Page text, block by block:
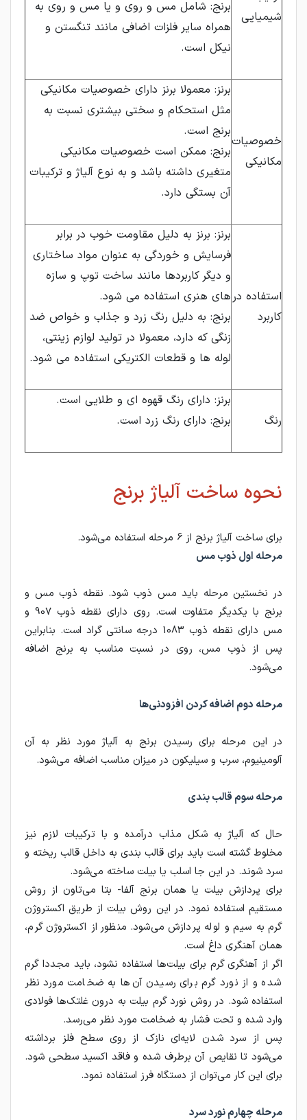
شیمیایی
برنج: شامل مس و روی و یا مس و روی به
همراه سایر فلزات اضافی مانند تنگستن و
نیکل است.
خصوصیات
مکانیکی
برنز: معمولا برنز دارای خصوصیات مکانیکی
مثل استحکام و سختی بیشتری نسبت به
برنج است.
برنج: ممکن است خصوصیات مکانیکی
متغیری داشته باشد و به نوع آلیاژ و ترکیبات
آن بستگی دارد.
استفاده در
کاربرد
برنز: برنز به دلیل مقاومت خوب در برابر
فرسایش و خوردگی به عنوان مواد ساختاری
و دیگر کاربردها مانند ساخت توپ و سازه
های هنری استفاده می شود.
برنج: به دلیل رنگ زرد و جذاب و خواص ضد
زنگی که دارد، معمولا در تولید لوازم زینتی،
لوله ها و قطعات الکتریکی استفاده می شود.
رنگ
برنز: دارای رنگ قهوه ای و طلایی است.
برنج: دارای رنگ زرد است.
نحوه ساخت آلیاژ برنج
برای ساخت آلیاژ برنج از 6 مرحله استفاده می‌شود.
مرحله اول ذوب مس
در نخستین مرحله باید مس ذوب شود. نقطه ذوب مس و
برنج با یکدیگر متفاوت است. روی دارای نقطه ذوب 907 و
مس دارای نقطه ذوب 1083 درجه سانتی گراد است. بنابراین
پس از ذوب مس، روی در نسبت مناسب به برنج اضافه
می‌شود.
مرحله دوم اضافه کردن افزودنی‌ها
در این مرحله برای رسیدن برنج به آلیاژ مورد نظر به آن
آلومینیوم، سرب و سیلیکون در میزان مناسب اضافه می‌شود.
مرحله سوم قالب بندی
حال که آلیاژ به شکل مذاب درآمده و با ترکیبات لازم نیز
مخلوط گشته است باید برای قالب بندی به داخل قالب ریخته و
سرد شوند. در این جا اسلب یا بیلت ساخته می‌شود.
برای پردازش بیلت یا همان برنج آلفا- بتا می‌تاون از روش
مستقیم استفاده نمود. در این روش بیلت از طریق اکستروژن
گرم به سیم و لوله پردازش می‌شود. منظور از اکستروژن گرم،
همان آهنگری داغ است.
اگر از آهنگری گرم برای بیلت‌ها استفاده نشود، باید مجددا گرم
شده و از نورد گرم برای رسیدن آن‌ها به ضخامت مورد نظر
استفاده شود. در روش نورد گرم بیلت به درون غلتک‌ها فولادی
وارد شده و تحت فشار به ضخامت مورد نظر می‌رسد.
پس از سرد شدن لایه‌ای نازک از روی سطح فلز برداشته
می‌شود تا نقایص آن برطرف شده و فاقد اکسید سطحی شود.
برای این کار می‌توان از دستگاه فرز استفاده نمود.
مرحله چهارم نورد سرد